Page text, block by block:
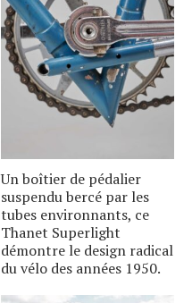
Un boîtier de pédalier
suspendu bercé par les
tubes environnants, ce
Thanet Superlight
démontre le design radical
du vélo des années 1950.